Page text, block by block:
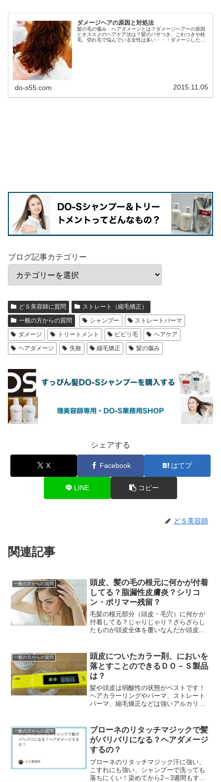
ダメージヘアの原因と対処法
髪の毛の傷み ヘアダメージとは？ダメージヘアーの原因
とオススメのヘアケア法は？髪のパサつき、ごわつきや枝
毛、切れ毛で悩んでいる女性は多い・・・ダメージした髪
do-s55.com 2015.11.05
ブログ記事カテゴリー
どＳ美容師に質問
ストレート（縮毛矯正）
一般の方からの質問
シャンプー
ストレートパーマ
ダメージ
トリートメント ビビリ毛
ヘアケア
ヘアダメージ
失敗 縮毛矯正 髪の傷み
シェアする
X Facebook はてブ
LINE コピー
どＳ美容師
関連記事
一般の方からの質問
頭皮、髪の毛の根元に何かが付着
してる？脂漏性皮膚炎？シリコ
ン・ポリマー残留？
毛髪の根元部分（頭皮・毛穴）に何かが
付着してる？じゃりじゃり？ざらざらし
たものが頭皮全体を覆いなんだか頭皮が
クスやヘッドスパ・炭...
一般の方からの質問
頭皮についたカラー剤、においを
落とすことのできるＤＯ－Ｓ製品
は？
髪や頭皮は弱酸性の状態がベストです！
ヘアカラーリングやパーマ、ストレート
パーマ、縮毛矯正などは強いアルカリ性
で理美容室ではそうい...
一般の方からの質問
ブローネのリタッチマジックで髪
がバリバリになる？ヘアダメージ
するの？
ブローネのリタッチマジック汗に強い、
こすれにも強い、シャンプーで洗っても
落ちにくい！染めてから2～3週間もする